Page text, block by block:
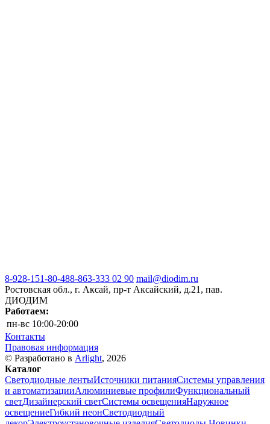
8-928-151-80-488-863-333 02 90 mail@diodim.ru
Ростовская обл., г. Аксай, пр-т Аксайский, д.21, пав.
ДИОДИМ
Работаем:
пн-вс 10:00-20:00
Контакты
Правовая информация
© Разработано в Arlight, 2026
Каталог
Светодиодные лентыИсточники питанияСистемы управления
и автоматизацииАлюминиевые профилиФункциональный
светДизайнерский светСистемы освещенияНаружное
освещениеГибкий неонСветодиодный